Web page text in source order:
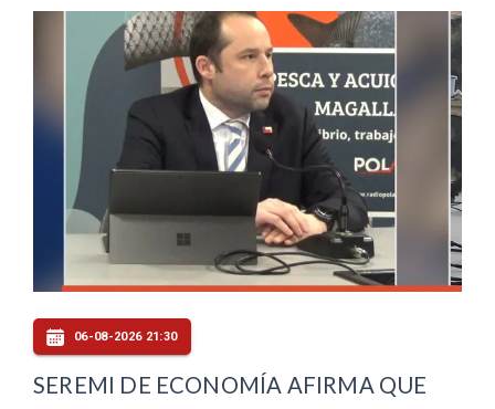
06-08-2026 21:30
SEREMI DE ECONOMÍA AFIRMA QUE